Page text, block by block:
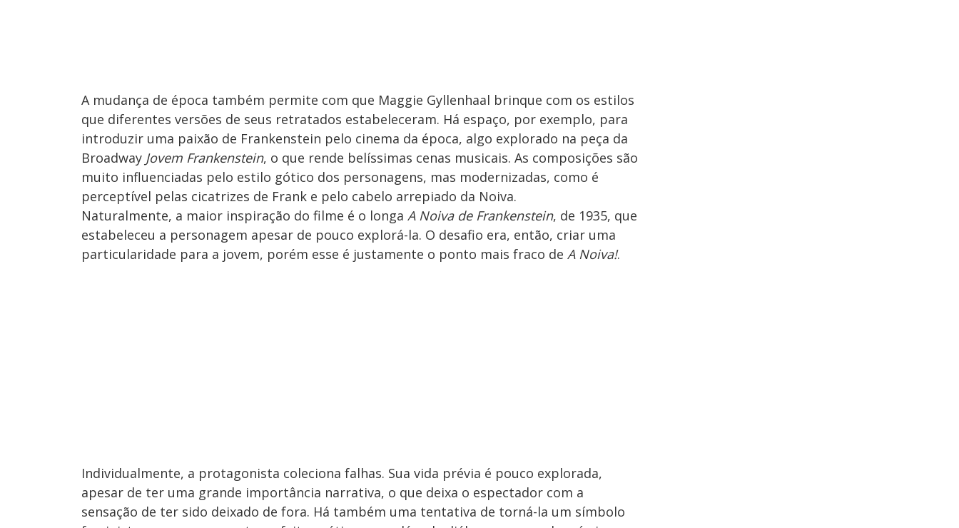
A mudança de época também permite com que Maggie Gyllenhaal brinque com os estilos
que diferentes versões de seus retratados estabeleceram. Há espaço, por exemplo, para
introduzir uma paixão de Frankenstein pelo cinema da época, algo explorado na peça da
Broadway Jovem Frankenstein, o que rende belíssimas cenas musicais. As composições são
muito influenciadas pelo estilo gótico dos personagens, mas modernizadas, como é
perceptível pelas cicatrizes de Frank e pelo cabelo arrepiado da Noiva.
Naturalmente, a maior inspiração do filme é o longa A Noiva de Frankenstein, de 1935, que
estabeleceu a personagem apesar de pouco explorá-la. O desafio era, então, criar uma
particularidade para a jovem, porém esse é justamente o ponto mais fraco de A Noiva!.
Individualmente, a protagonista coleciona falhas. Sua vida prévia é pouco explorada,
apesar de ter uma grande importância narrativa, o que deixa o espectador com a
sensação de ter sido deixado de fora. Há também uma tentativa de torná-la um símbolo